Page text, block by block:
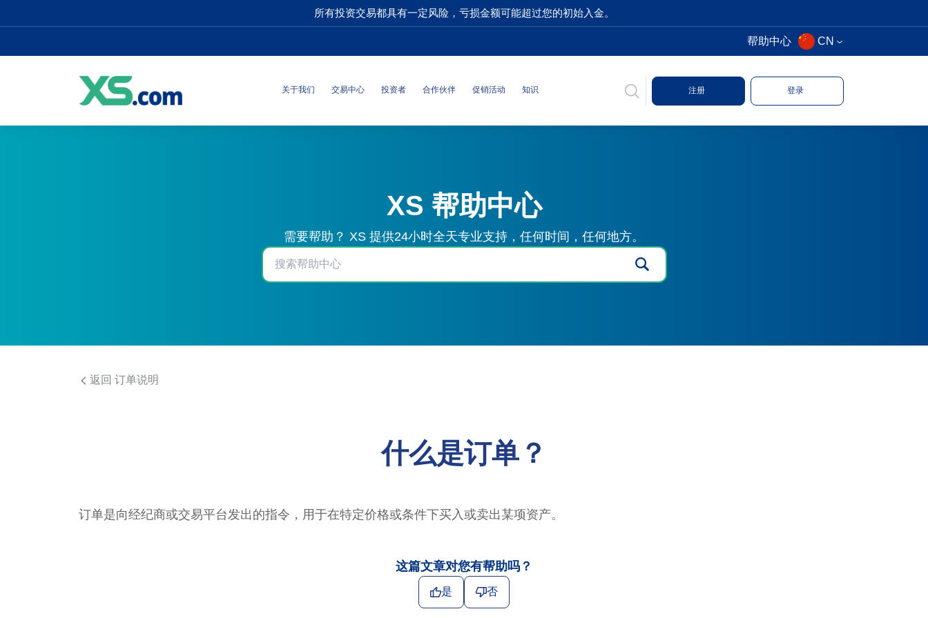
所有投资交易都具有一定风险，亏损金额可能超过您的初始入金。
帮助中心 CN
关于我们 交易中心 投资者 合作伙伴 促销活动 知识 注册 登录
XS 帮助中心
需要帮助？ XS 提供24小时全天专业支持，任何时间，任何地方。
返回 订单说明
什么是订单？
订单是向经纪商或交易平台发出的指令，用于在特定价格或条件下买入或卖出某项资产。
这篇文章对您有帮助吗？
是 否